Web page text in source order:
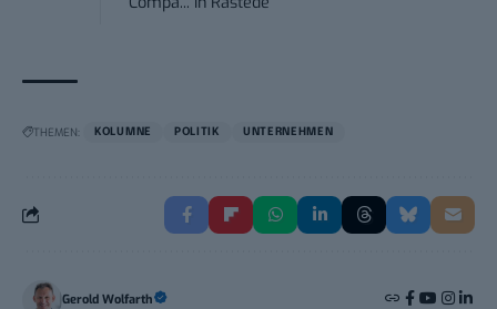
THEMEN: KOLUMNE POLITIK UNTERNEHMEN
Gerold Wolfarth